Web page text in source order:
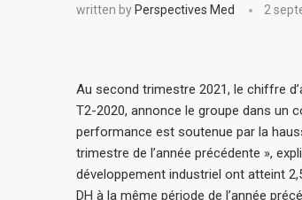
written by Perspectives Med 2
Au second trimestre 2021, le chiffre
T2-2020, annonce le groupe dans un
performance est soutenue par la
trimestre de l’année précédente »,
développement industriel ont atteint
DH à la même période de l’année